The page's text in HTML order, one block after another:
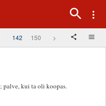
142 150 >
palve, kui ta oli koopas.